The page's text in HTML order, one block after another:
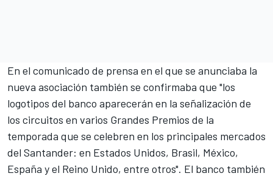
En el comunicado de prensa en el que se anunciaba la
nueva asociación también se confirmaba que "los
logotipos del banco aparecerán en la señalización de
los circuitos en varios Grandes Premios de la
temporada que se celebren en los principales mercados
del Santander: en Estados Unidos, Brasil, México,
España y el Reino Unido, entre otros". El banco también